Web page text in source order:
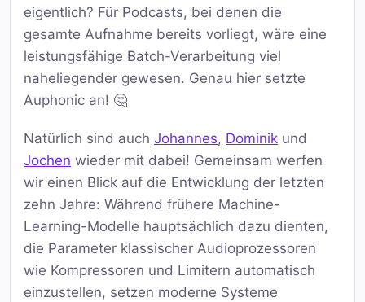
eigentlich? Für Podcasts, bei denen die
gesamte Aufnahme bereits vorliegt, wäre eine
leistungsfähige Batch-Verarbeitung viel
naheliegender gewesen. Genau hier setzte
Auphonic an! 🤔
Natürlich sind auch Johannes, Dominik und
Jochen wieder mit dabei! Gemeinsam werfen
wir einen Blick auf die Entwicklung der letzten
zehn Jahre: Während frühere Machine-
Learning-Modelle hauptsächlich dazu dienten,
die Parameter klassischer Audioprozessoren
wie Kompressoren und Limitern automatisch
einzustellen, setzen moderne Systeme